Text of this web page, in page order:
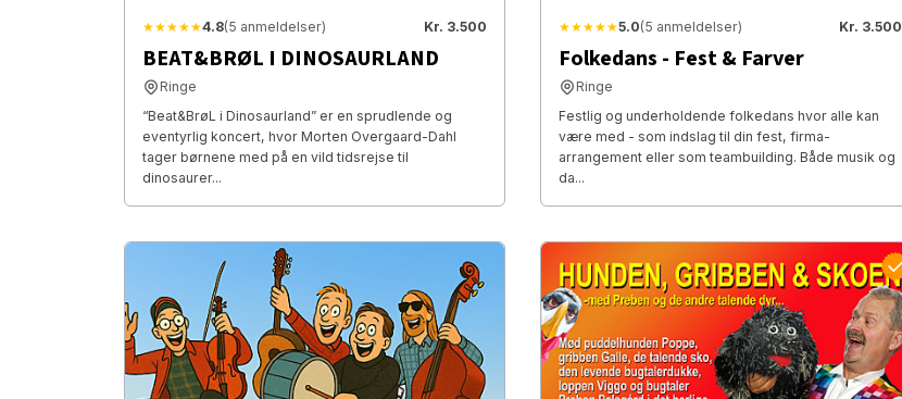
★★★★★4.8(5 anmeldelser) Kr. 3.500
BEAT&BRØL I DINOSAURLAND
Ringe
“Beat&BrøL i Dinosaurland” er en sprudlende og
eventyrlig koncert, hvor Morten Overgaard-Dahl
tager børnene med på en vild tidsrejse til
dinosaurer...
★★★★★5.0(5 anmeldelser) Kr. 3.500
Folkedans - Fest & Farver
Ringe
Festlig og underholdende folkedans hvor alle kan
være med - som indslag til din fest, firma-
arrangement eller som teambuilding. Både musik og
da...